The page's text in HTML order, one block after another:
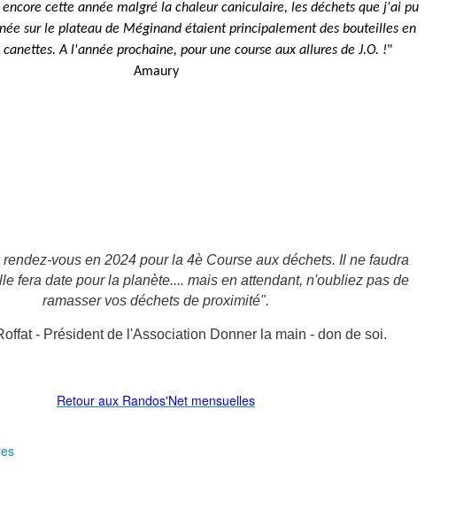
cette année malgré la chaleur caniculaire, les déchets que j'ai pu
sur le plateau de Méginand étaient principalement des bouteilles en
A l'année prochaine, pour une course aux allures de J.O. !"
Amaury
rendez-vous en 2024 pour la 4è Course aux déchets. Il ne faudra
fera date pour la planète.... mais en attendant, n'oubliez pas de
ramasser vos déchets de proximité".
- Président de l'Association Donner la main - don de soi.
Retour aux Randos'Net mensuelles